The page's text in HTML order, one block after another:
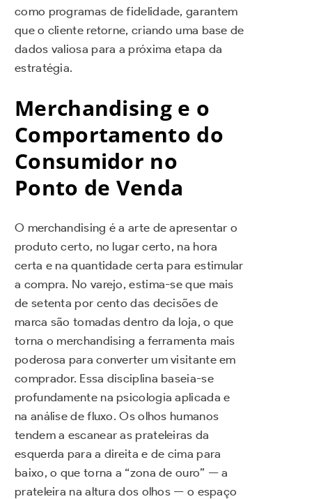
como programas de fidelidade, garantem
que o cliente retorne, criando uma base de
dados valiosa para a próxima etapa da
estratégia.
Merchandising e o
Comportamento do
Consumidor no
Ponto de Venda
O merchandising é a arte de apresentar o
produto certo, no lugar certo, na hora
certa e na quantidade certa para estimular
a compra. No varejo, estima-se que mais
de setenta por cento das decisões de
marca são tomadas dentro da loja, o que
torna o merchandising a ferramenta mais
poderosa para converter um visitante em
comprador. Essa disciplina baseia-se
profundamente na psicologia aplicada e
na análise de fluxo. Os olhos humanos
tendem a escanear as prateleiras da
esquerda para a direita e de cima para
baixo, o que torna a “zona de ouro” — a
prateleira na altura dos olhos — o espaço